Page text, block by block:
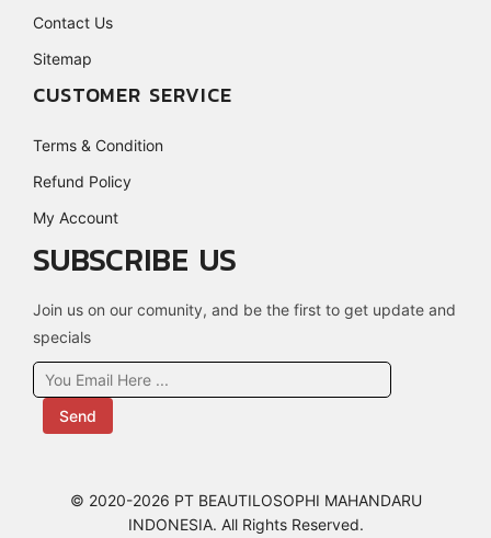
Contact Us
Sitemap
CUSTOMER SERVICE
Terms & Condition
Refund Policy
My Account
SUBSCRIBE US
Join us on our comunity, and be the first to get update and
specials
Send
© 2020-2026 PT BEAUTILOSOPHI MAHANDARU
INDONESIA. All Rights Reserved.